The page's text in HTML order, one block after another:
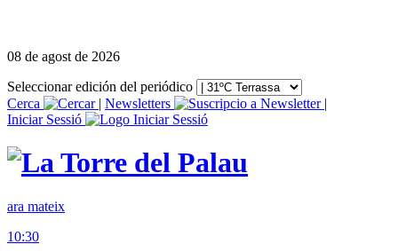
08 de agost de 2026
Seleccionar edición del periódico
Cerca
| Newsletters
|
Iniciar Sessió
ara mateix
10:30